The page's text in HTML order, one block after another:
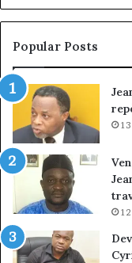
la
croissance
sous
Popular Posts